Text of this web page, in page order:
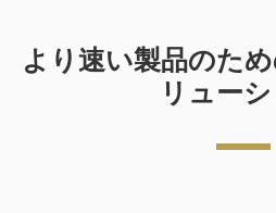
より速い製品のた
リュー